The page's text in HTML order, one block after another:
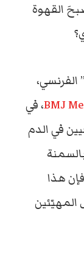
القهوة
” الفرنسي،
BMJ، في
في الدم
ذلك، فإن هذا
المهيّئين